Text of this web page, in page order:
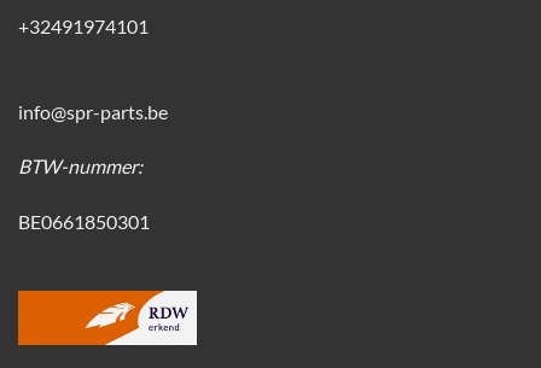
+32491974101
info@spr-parts.be
BTW-nummer:
BE0661850301